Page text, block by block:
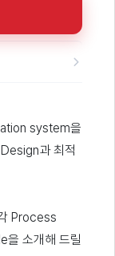
system을
과 최적
Process
소개해 드릴